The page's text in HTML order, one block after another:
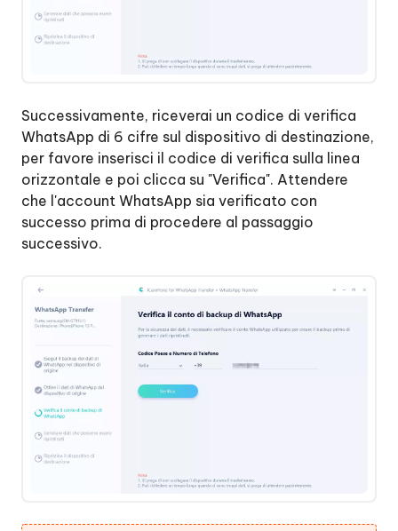
Successivamente, riceverai un codice di verifica
WhatsApp di 6 cifre sul dispositivo di destinazione,
per favore inserisci il codice di verifica sulla linea
orizzontale e poi clicca su "Verifica". Attendere
che l'account WhatsApp sia verificato con
successo prima di procedere al passaggio
successivo.